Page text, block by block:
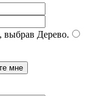
выбрав Дерево.